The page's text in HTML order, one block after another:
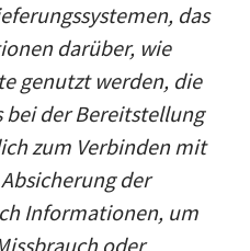
das
darüber, wie
genutzt werden, die
der Bereitstellung
zum Verbinden mit
der
Informationen, um
oder